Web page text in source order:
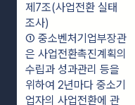
제7조(사업전환 실태
조사)
① 중소벤처기업부장관
은 사업전환촉진계획의
수립과 성과관리 등을
위하여 2년마다 중소기
업자의 사업전환에 관